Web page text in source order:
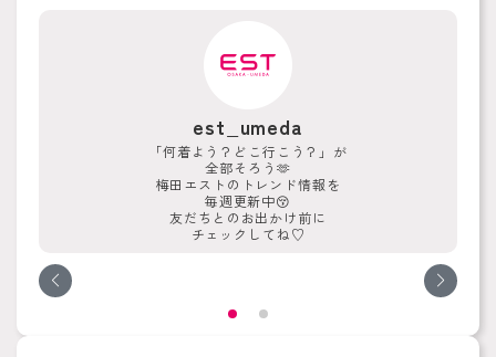
est_umeda
「何着よう？どこ行こう？」が
全部そろう🫶
梅田エストのトレンド情報を
毎週更新中😚
友だちとのお出かけ前に
チェックしてね♡